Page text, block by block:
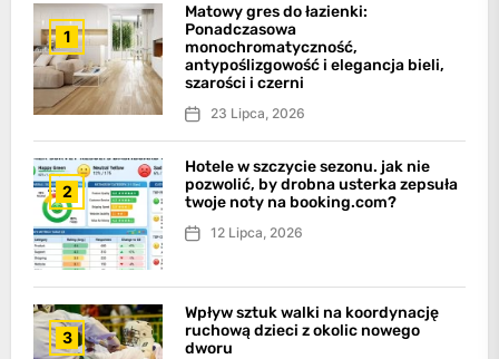
1
Matowy gres do łazienki:
Ponadczasowa
monochromatyczność,
antypoślizgowość i elegancja bieli,
szarości i czerni
23 Lipca, 2026
2
Hotele w szczycie sezonu. jak nie
pozwolić, by drobna usterka zepsuła
twoje noty na booking.com?
12 Lipca, 2026
3
Wpływ sztuk walki na koordynację
ruchową dzieci z okolic nowego
dworu